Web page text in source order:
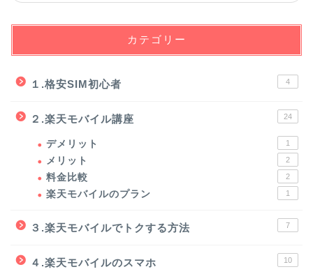
カテゴリー
１.格安SIM初心者 4
２.楽天モバイル講座 24
デメリット 1
メリット 2
料金比較 2
楽天モバイルのプラン 1
３.楽天モバイルでトクする方法 7
４.楽天モバイルのスマホ 10